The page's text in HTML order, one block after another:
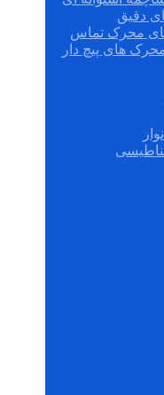
دقیق
محرک تماس
های پیچ دار